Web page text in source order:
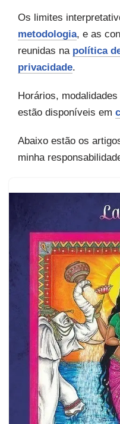
Os limites
metodologia, e as
reunidas na política
privacidade.
Horários,
estão disponíveis em
Abaixo estão os
minha